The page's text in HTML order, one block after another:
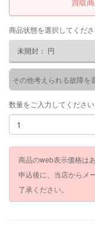
商品状態を選択してくださ
未開封： 円
その他考えられる故障を
数量をご入力してくださ
商品のweb表示価格は
申込後に、当店からメ
了承ください。